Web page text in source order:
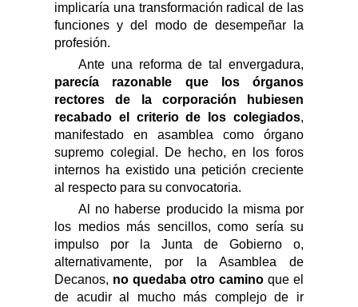
implicaría una transformación radical de las
funciones y del modo de desempeñar la
profesión.
Ante una reforma de tal envergadura,
parecía razonable que
los órganos
rectores de la corporación hubiesen
recabado el criterio de los colegiados,
manifestado en asamblea como órgano
supremo colegial. De hecho, en los foros
internos ha existido una petición creciente
al respecto para su convocatoria.
Al no haberse producido la misma por
los medios más sencillos, como sería su
impulso por la Junta de Gobierno o,
alternativamente, por la Asamblea de
Decanos, no quedaba otro camino que el
de acudir al mucho más complejo de ir